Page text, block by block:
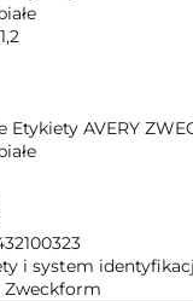
Etykiety AVERY
i system
Zweckform